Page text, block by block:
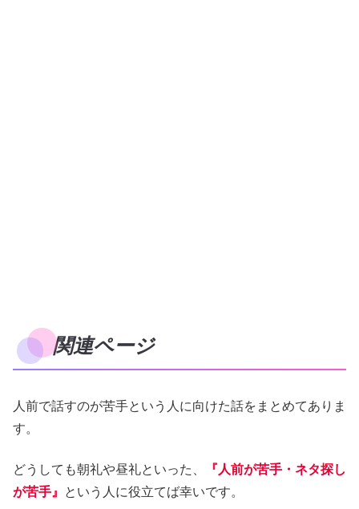
関連ページ
人前で話すのが苦手という人に向けた話をまとめてありま
す。
どうしても朝礼や昼礼といった、
『人前が苦手・ネタ探し
が苦手』
という人に役立てば幸いです。